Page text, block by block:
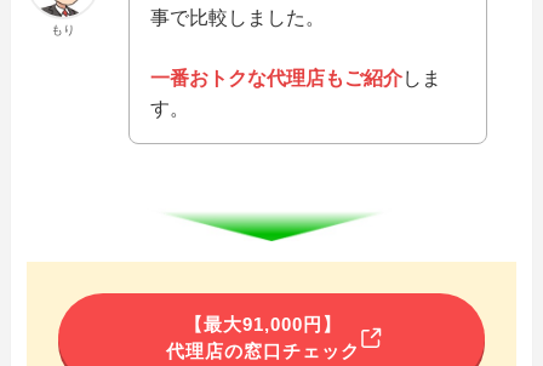
もり
事で比較しました。
一番おトクな代理店もご紹介しま
す。
【最大91,000円】
代理店の窓口チェック